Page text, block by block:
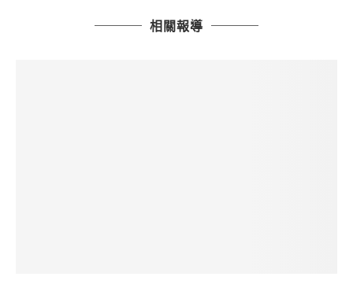
相關報導